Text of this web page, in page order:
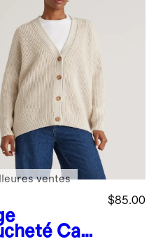
Car
$85.00
ventes